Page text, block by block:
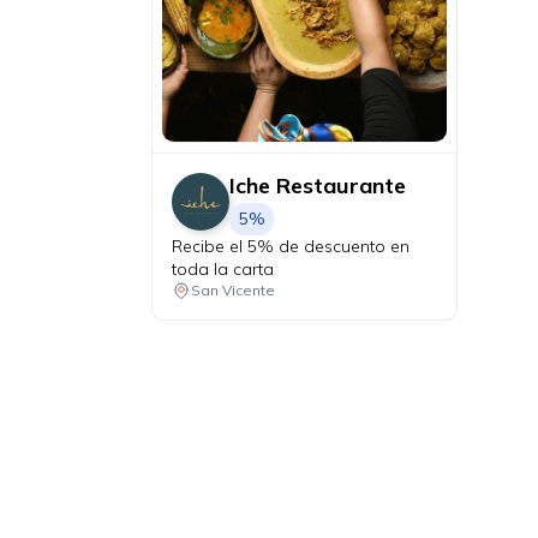
Iche Restaurante
5%
Recibe el 5% de descuento en
toda la carta
San Vicente